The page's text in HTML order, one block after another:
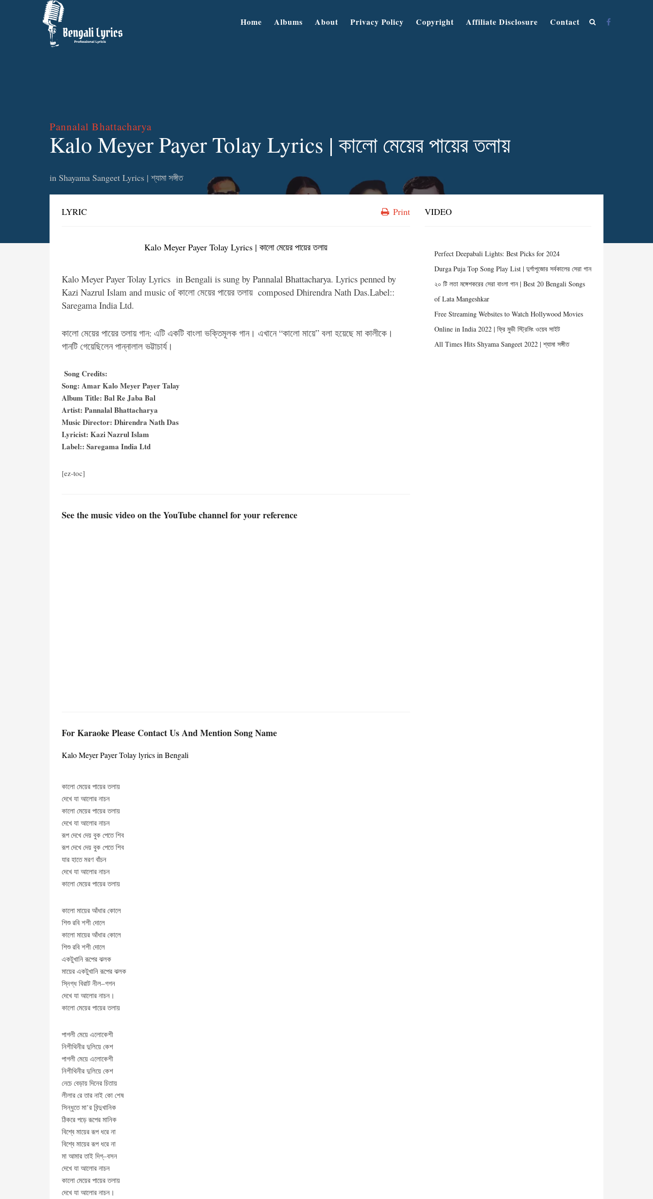
Home Albums About Privacy Policy Copyright Affiliate Disclosure Contact
Pannalal Bhattacharya
Kalo Meyer Payer Tolay Lyrics | কালো মেয়ের পায়ের তলায়
in Shayama Sangeet Lyrics | শ্যামা সঙ্গীত
LYRIC Print
Kalo Meyer Payer Tolay Lyrics | কালো মেয়ের পায়ের তলায়
Kalo Meyer Payer Tolay Lyrics in Bengali is sung by Pannalal Bhattacharya. Lyrics penned by
Kazi Nazrul Islam and music of কালো মেয়ের পায়ের তলায় composed Dhirendra Nath Das.Label::
Saregama India Ltd.
কালো মেয়ের পায়ের তলায় গান: এটি একটি বাংলা ভক্তিমূলক গান। এখানে “কালো মায়ে” বলা হয়েছে মা কালীকে।
গানটি গেয়েছিলেন পান্নালাল ভট্টাচার্য।
Song Credits:
Song: Amar Kalo Meyer Payer Talay
Album Title: Bal Re Jaba Bal
Artist: Pannalal Bhattacharya
Music Director: Dhirendra Nath Das
Lyricist: Kazi Nazrul Islam
Label:: Saregama India Ltd
[ez-toc]
See the music video on the YouTube channel for your reference
For Karaoke Please Contact Us And Mention Song Name
Kalo Meyer Payer Tolay lyrics in Bengali
কালো মেয়ের পায়ের তলায়
দেখে যা আলোর নাচন
কালো মেয়ের পায়ের তলায়
দেখে যা আলোর নাচন
রূপ দেখে দেয় বুক পেতে শিব
রূপ দেখে দেয় বুক পেতে শিব
যার হাতে মরণ বাঁচন
দেখে যা আলোর নাচন
কালো মেয়ের পায়ের তলায়
কালো মায়ের আঁধার কোলে
শিশু রবি শশী দোলে
কালো মায়ের আঁধার কোলে
শিশু রবি শশী দোলে
একটুখানি রূপের ঝলক
মায়ের একটুখানি রূপের ঝলক
স্নিগ্ধ বিরাট নীল–গগন
দেখে যা আলোর নাচন।
কালো মেয়ের পায়ের তলায়
পাগলী মেয়ে এলোকেশী
নিশীথিনীর দুলিয়ে কেশ
পাগলী মেয়ে এলোকেশী
নিশীথিনীর দুলিয়ে কেশ
নেচে বেড়ায় দিনের চিতায়
লীলার রে তার নাই কো শেষ
সিন্ধুতে মা’র বিন্দুখানিক
ঠিকরে পড়ে রূপের মানিক
বিশ্বে মায়ের রূপ ধরে না
বিশ্বে মায়ের রূপ ধরে না
মা আমার তাই দিগ্‌–বসন
দেখে যা আলোর নাচন
কালো মেয়ের পায়ের তলায়
দেখে যা আলোর নাচন।
VIDEO
Perfect Deepabali Lights: Best Picks for 2024
Durga Puja Top Song Play List | দুর্গাপুজোর সর্বকালের সেরা গান
২০ টি লতা মঙ্গেশকরের সেরা বাংলা গান | Best 20 Bengali Songs
of Lata Mangeshkar
Free Streaming Websites to Watch Hollywood Movies
Online in India 2022 | ফ্রি মুভী স্ট্রিমিং ওয়েব সাইট
All Times Hits Shyama Sangeet 2022 | শ্যামা সঙ্গীত